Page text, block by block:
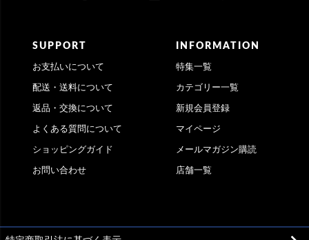
SUPPORT
お支払いについて
配送・送料について
返品・交換について
よくある質問について
ショッピングガイド
お問い合わせ
INFORMATION
特集一覧
カテゴリー一覧
新規会員登録
マイページ
メールマガジン購読
店舗一覧